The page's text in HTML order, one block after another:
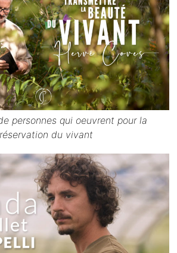
personnes qui oeuvrent pour la
du vivant